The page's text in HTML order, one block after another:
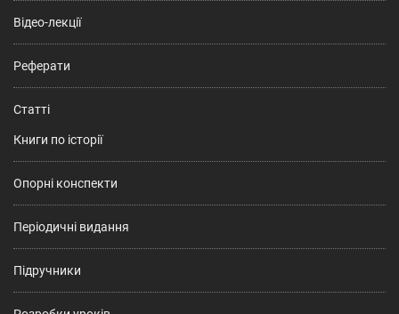
Відео-лекції
Реферати
Статті
Книги по історії
Опорні конспекти
Періодичні видання
Підручники